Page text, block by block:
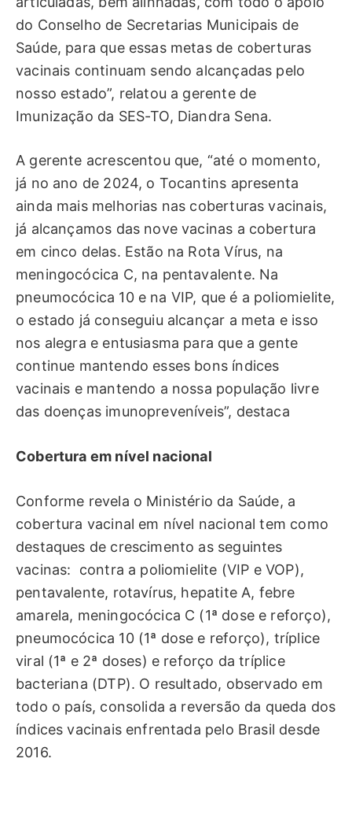
do Conselho de Secretarias Municipais de
Saúde, para que essas metas de coberturas
vacinais continuam sendo alcançadas pelo
nosso estado”, relatou a gerente de
Imunização da SES-TO, Diandra Sena.
A gerente acrescentou que, “até o momento,
já no ano de 2024, o Tocantins apresenta
ainda mais melhorias nas coberturas vacinais,
já alcançamos das nove vacinas a cobertura
em cinco delas. Estão na Rota Vírus, na
meningocócica C, na pentavalente. Na
pneumocócica 10 e na VIP, que é a poliomielite,
o estado já conseguiu alcançar a meta e isso
nos alegra e entusiasma para que a gente
continue mantendo esses bons índices
vacinais e mantendo a nossa população livre
das doenças imunopreveníveis”, destaca
Cobertura em nível nacional
Conforme revela o Ministério da Saúde, a
cobertura vacinal em nível nacional tem como
destaques de crescimento as seguintes
vacinas: contra a poliomielite (VIP e VOP),
pentavalente, rotavírus, hepatite A, febre
amarela, meningocócica C (1ª dose e reforço),
pneumocócica 10 (1ª dose e reforço), tríplice
viral (1ª e 2ª doses) e reforço da tríplice
bacteriana (DTP). O resultado, observado em
todo o país, consolida a reversão da queda dos
índices vacinais enfrentada pelo Brasil desde
2016.